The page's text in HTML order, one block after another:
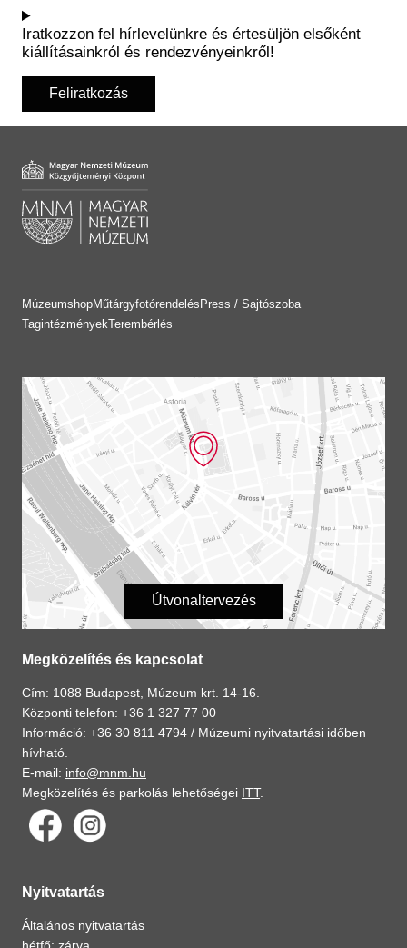
Iratkozzon fel hírlevelünkre és értesüljön elsőként
kiállításainkról és rendezvényeinkről!
Feliratkozás
MúzeumshopMűtárgyfotórendelés Press / Sajtószoba
TagintézményekTerembérlés
Útvonaltervezés
Megközelítés és kapcsolat
Cím: 1088 Budapest, Múzeum krt. 14-16.
Központi telefon: +36 1 327 77 00
Információ: +36 30 811 4794 / Múzeumi nyitvatartási időben
hívható.
E-mail: info@mnm.hu
Megközelítés és parkolás lehetőségei ITT.
Nyitvatartás
Általános nyitvatartás